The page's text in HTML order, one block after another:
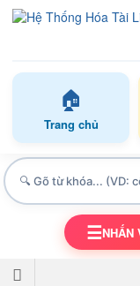
🏠
Trang chủ
☰NHẤN